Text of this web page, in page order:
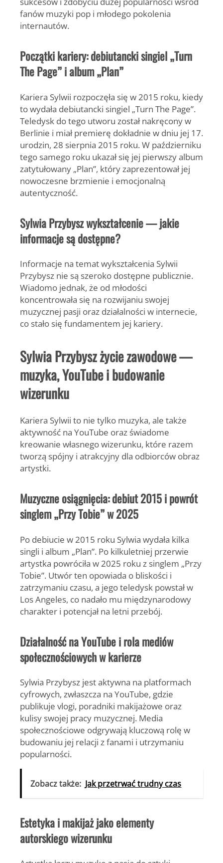
fanów muzyki pop i młodego pokolenia
internautów.
Początki kariery: debiutancki singiel „Turn
The Page” i album „Plan”
Kariera Sylwii rozpoczęła się w 2015 roku, kiedy
to wydała debiutancki singiel „Turn The Page”.
Teledysk do tego utworu został nakręcony w
Berlinie i miał premierę dokładnie w dniu jej 17.
urodzin, 28 sierpnia 2015 roku. W październiku
tego samego roku ukazał się jej pierwszy album
zatytułowany „Plan”, który zaprezentował jej
nowoczesne brzmienie i emocjonalną
autentyczność.
Sylwia Przybysz wykształcenie — jakie
informacje są dostępne?
Informacje na temat wykształcenia Sylwii
Przybysz nie są szeroko dostępne publicznie.
Wiadomo jednak, że od młodości
koncentrowała się na rozwijaniu swojej
muzycznej pasji oraz działalności w internecie,
co stało się fundamentem jej kariery.
Sylwia Przybysz życie zawodowe —
muzyka, YouTube i budowanie
wizerunku
Kariera Sylwii to nie tylko muzyka, ale także
aktywność na YouTube oraz świadome
kreowanie własnego wizerunku, które razem
tworzą spójny i atrakcyjny dla odbiorców obraz
artystki.
Muzyczne osiągnięcia: debiut 2015 i powrót
singlem „Przy Tobie” w 2025
Po debiucie w 2015 roku Sylwia wydała kilka
singli i album „Plan”. Po kilkuletniej przerwie
artystka powróciła w 2025 roku z singlem „Przy
Tobie”. Utwór ten opowiada o bliskości i
zatrzymaniu czasu, a jego teledysk powstał w
Los Angeles, co nadało mu międzynarodowy
charakter i potencjał na letni przebój.
Działalność na YouTube i rola mediów
społecznościowych w karierze
Sylwia Przybysz jest aktywna na platformach
cyfrowych, zwłaszcza na YouTube, gdzie
publikuje vlogi, poradniki makijażowe oraz
kulisy swojej pracy muzycznej. Media
społecznościowe odgrywają kluczową rolę w
budowaniu jej relacji z fanami i utrzymaniu
popularności.
Zobacz także: Jak przetrwać trudny czas
Estetyka i makijaż jako elementy
autorskiego wizerunku